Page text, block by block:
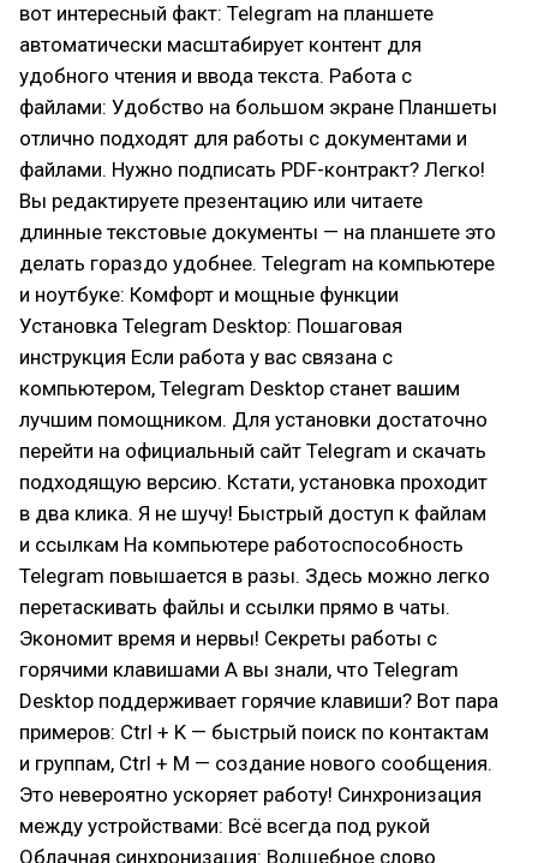
вот интересный факт: Telegram на планшете
автоматически масштабирует контент для
удобного чтения и ввода текста. Работа с
файлами: Удобство на большом экране Планшеты
отлично подходят для работы с документами и
файлами. Нужно подписать PDF-контракт? Легко!
Вы редактируете презентацию или читаете
длинные текстовые документы — на планшете это
делать гораздо удобнее. Telegram на компьютере
и ноутбуке: Комфорт и мощные функции
Установка Telegram Desktop: Пошаговая
инструкция Если работа у вас связана с
компьютером, Telegram Desktop станет вашим
лучшим помощником. Для установки достаточно
перейти на официальный сайт Telegram и скачать
подходящую версию. Кстати, установка проходит
в два клика. Я не шучу! Быстрый доступ к файлам
и ссылкам На компьютере работоспособность
Telegram повышается в разы. Здесь можно легко
перетаскивать файлы и ссылки прямо в чаты.
Экономит время и нервы! Секреты работы с
горячими клавишами А вы знали, что Telegram
Desktop поддерживает горячие клавиши? Вот пара
примеров: Ctrl + K — быстрый поиск по контактам
и группам, Ctrl + M — создание нового сообщения.
Это невероятно ускоряет работу! Синхронизация
между устройствами: Всё всегда под рукой
Облачная синхронизация: Волшебное слово